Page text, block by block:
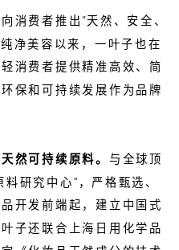
消费者推出“天然、安全、
净美容以来，一叶子也在
消费者提供精准高效、简
保和可持续发展作为品牌
然可持续原料。 与全球顶
研究中心”，严格甄选、
开发前端起，建立中国式
子还联合上海日用化学品